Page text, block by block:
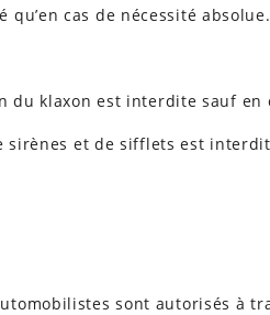
cas de nécessité absolue.
du klaxon est interdite sauf en
sirènes et de sifflets est
sont autorisés à